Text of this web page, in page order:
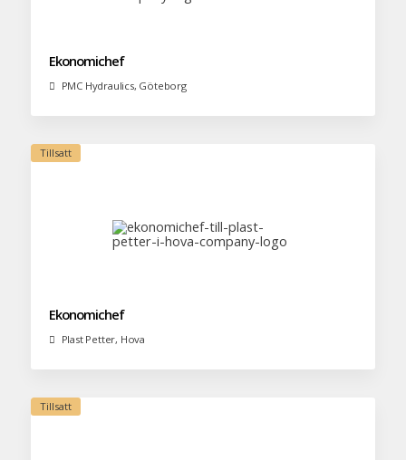
Ekonomichef
PMC Hydraulics, Göteborg
Ekonomichef
Plast Petter, Hova